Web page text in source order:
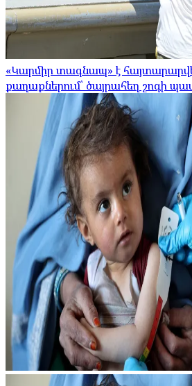
«Կարմիր տագնապ» է
քաղաքներում՝ ծայրահեղ շոգի